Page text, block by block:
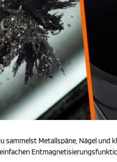
Metallspäne, Nägel und